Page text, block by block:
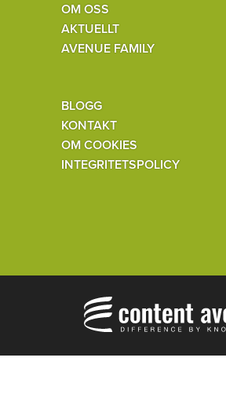
OM OSS
AKTUELLT
AVENUE FAMILY
BLOGG
KONTAKT
OM COOKIES
INTEGRITETSPOLICY